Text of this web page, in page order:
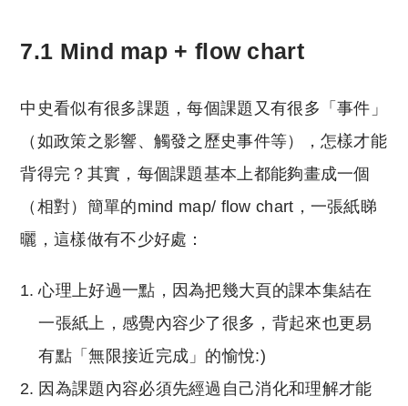
7.1 Mind map + flow chart
中史看似有很多課題，每個課題又有很多「事件」
（如政策之影響、觸發之歷史事件等），怎樣才能
背得完？其實，每個課題基本上都能夠畫成一個
（相對）簡單的mind map/ flow chart，一張紙睇
曬，這樣做有不少好處：
心理上好過一點，因為把幾大頁的課本集結在
一張紙上，感覺內容少了很多，背起來也更易
有點「無限接近完成」的愉悅:)
因為課題內容必須先經過自己消化和理解才能